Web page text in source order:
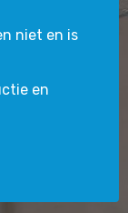
niet en is
en